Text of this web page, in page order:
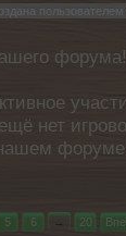
пользователем
форума!
нет
5 6 → 20